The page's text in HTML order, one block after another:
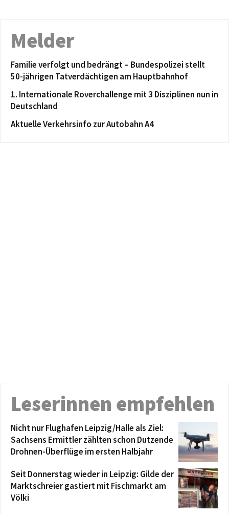
Melder
Familie verfolgt und bedrängt – Bundespolizei stellt
50-jährigen Tatverdächtigen am Hauptbahnhof
1. Internationale Roverchallenge mit 3 Disziplinen nun in
Deutschland
Aktuelle Verkehrsinfo zur Autobahn A4
Leserinnen empfehlen
Nicht nur Flughafen Leipzig/Halle als Ziel:
Sachsens Ermittler zählten schon Dutzende
Drohnen-Überflüge im ersten Halbjahr
Seit Donnerstag wieder in Leipzig: Gilde der
Marktschreier gastiert mit Fischmarkt am
Völki